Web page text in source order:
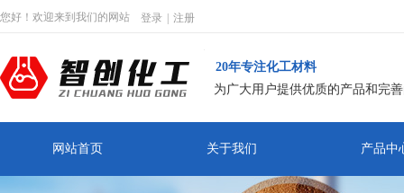
登录 注册
您好！欢迎来到我们的网站
20年专注化工材料
为广大用户提供优质的产品和完
网站首页 关于我们 产品中